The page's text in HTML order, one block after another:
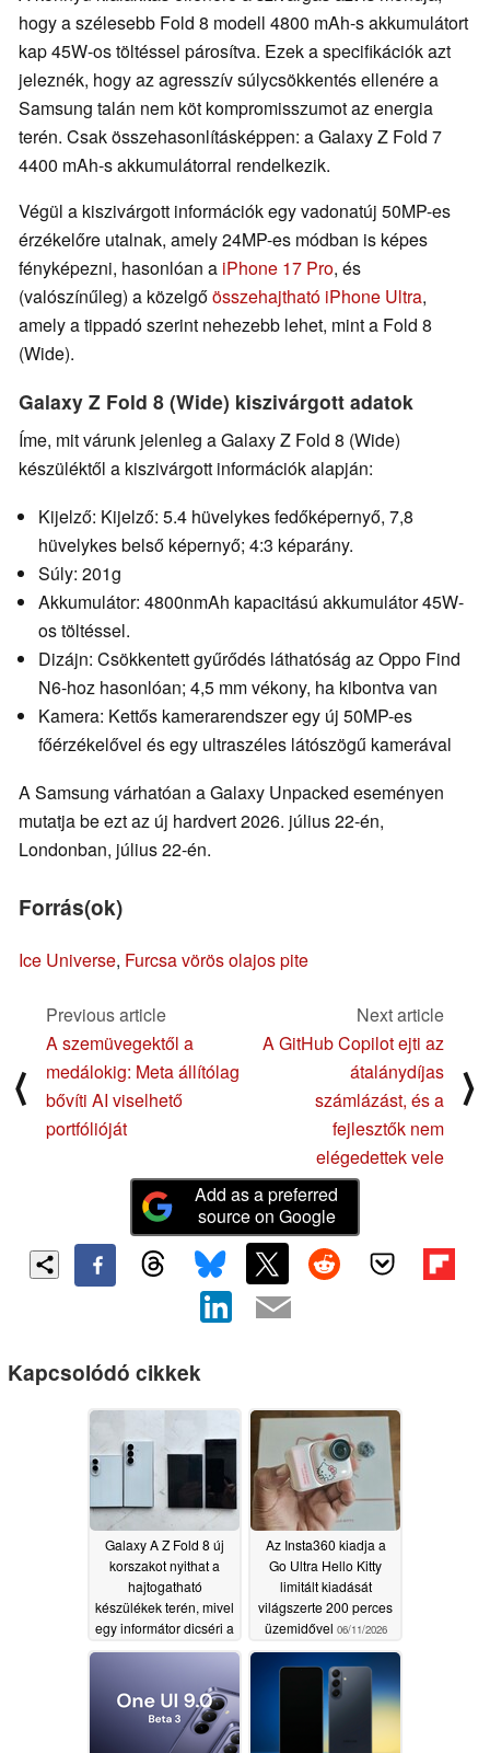
hogy a szélesebb Fold 8 modell 4800 mAh-s akkumulátort
kap 45W-os töltéssel párosítva. Ezek a specifikációk azt
jeleznék, hogy az agresszív súlycsökkentés ellenére a
Samsung talán nem köt kompromisszumot az energia
terén. Csak összehasonlításképpen: a Galaxy Z Fold 7
4400 mAh-s akkumulátorral rendelkezik.
Végül a kiszivárgott információk egy vadonatúj 50MP-es
érzékelőre utalnak, amely 24MP-es módban is képes
fényképezni, hasonlóan a iPhone 17 Pro, és
(valószínűleg) a közelgőösszehajtható iPhone Ultra,
amely a tippadó szerint nehezebb lehet, mint a Fold 8
(Wide).
Galaxy Z Fold 8 (Wide) kiszivárgott adatok
Íme, mit várunk jelenleg a Galaxy Z Fold 8 (Wide)
készüléktől a kiszivárgott információk alapján:
Kijelző: Kijelző: 5.4 hüvelykes fedőképernyő, 7,8
hüvelykes belső képernyő; 4:3 képarány.
Súly: 201g
Akkumulátor: 4800nmAh kapacitású akkumulátor 45W-
os töltéssel.
Dizájn: Csökkentett gyűrődés láthatóság az Oppo Find
N6-hoz hasonlóan; 4,5 mm vékony, ha kibontva van
Kamera: Kettős kamerarendszer egy új 50MP-es
főérzékelővel és egy ultraszéles látószögű kamerával
A Samsung várhatóan a Galaxy Unpacked eseményen
mutatja be ezt az új hardvert 2026. július 22-én,
Londonban, július 22-én.
Forrás(ok)
Ice Universe, Furcsa vörös olajos pite
⟨
Previous article
A szemüvegektől a
medálokig: Meta állítólag
bővíti AI viselhető
portfólióját
Next article
A GitHub Copilot ejti az
átalánydíjas
számlázást, és a
fejlesztők nem
elégedettek vele
⟩
Add as a preferred
source on Google
Kapcsolódó cikkek
Galaxy A Z Fold 8 új
korszakot nyithat a
hajtogatható
készülékek terén, mivel
egy informátor dicséri a
készülék súlyát és
Az Insta360 kiadja a
Go Ultra Hello Kitty
limitált kiadását
világszerte 200 perces
üzemidővel 06/11/2026